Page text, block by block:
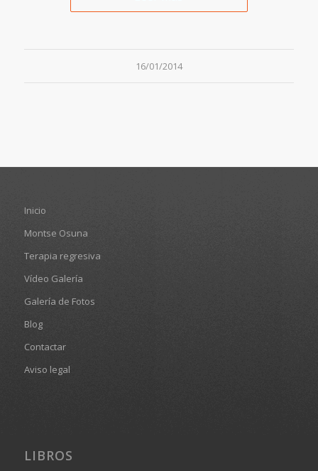
16/01/2014
Inicio
Montse Osuna
Terapia regresiva
Vídeo Galería
Galería de Fotos
Blog
Contactar
Aviso legal
LIBROS